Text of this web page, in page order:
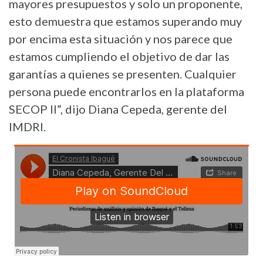
mayores presupuestos y solo un proponente,
esto demuestra que estamos superando muy
por encima esta situación y nos parece que
estamos cumpliendo el objetivo de dar las
garantías a quienes se presenten. Cualquier
persona puede encontrarlos en la plataforma
SECOP II”, dijo Diana Cepeda, gerente del
IMDRI.